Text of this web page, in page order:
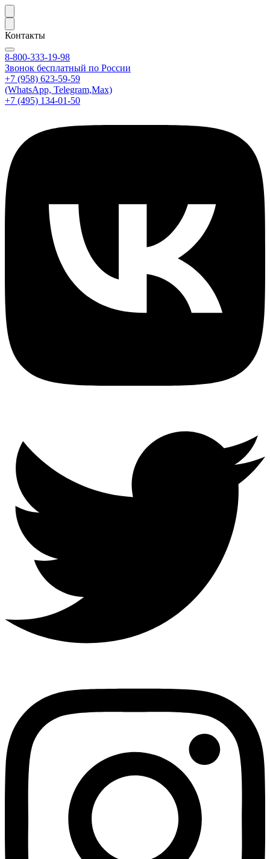
Контакты
8-800-333-19-98
Звонок бесплатный по России
+7 (958) 623-59-59
(WhatsApp, Telegram,Max)
+7 (495) 134-01-50